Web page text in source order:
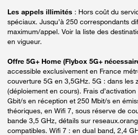
Les appels illimités : Hors coût du
spéciaux. Jusqu’à 250 correspondants
maximum/appel. Voir la liste des
en vigueur.
Offre 5G+ Home (Flybox 5G+
accessible exclusivement en France
couverture 5G en 3,5GHz. 5G : dans les
(déploiement en cours). Frais d’activation
Gbit/s en réception et 250 Mbit/s en
théoriques, en Wifi 7, sous réserve de
bande 3,5 GHz, détails sur
compatibles. Wifi 7 : en dual band, 2,4